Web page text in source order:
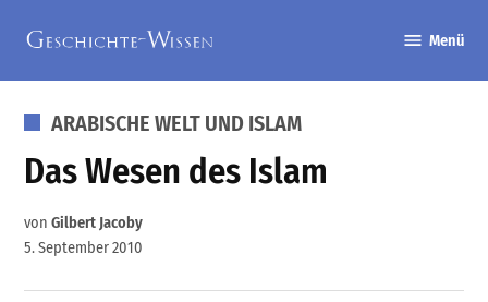
Inhalt
springen
Wissen
Menü
VERÖFFENTLICHT
ARABISCHE WELT UND ISLAM
Das Wesen des Islam
von Gilbert Jacoby
5. September 2010